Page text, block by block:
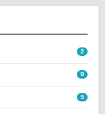
2
9
5